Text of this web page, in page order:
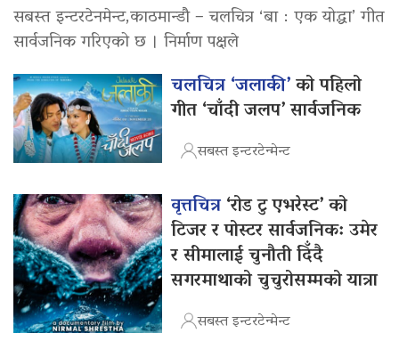
सबस्त इन्टरटेनमेन्ट,काठमान्डौ – चलचित्र ‘बा : एक योद्धा’ गीत
सार्वजनिक गरिएको छ । निर्माण पक्षले
चलचित्र ‘जलाकी’को पहिलो
गीत ‘चाँदी जलप’ सार्वजनिक
सबस्त इन्टरटेन्मेन्ट
वृत्तचित्र‘रोड टु एभरेस्ट’ को
टिजर र पोस्टर सार्वजनिक: उमेर
र सीमालाई चुनौती दिँदै
सगरमाथाको चुचुरोसम्मको यात्रा
सबस्त इन्टरटेन्मेन्ट